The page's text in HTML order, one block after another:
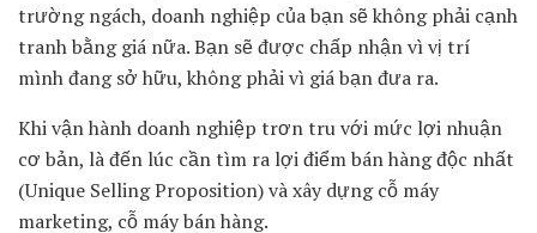
trường ngách, doanh nghiệp của bạn sẽ không phải cạnh
tranh bằng giá nữa. Bạn sẽ được chấp nhận vì vị trí
mình đang sở hữu, không phải vì giá bạn đưa ra.
Khi vận hành doanh nghiệp trơn tru với mức lợi nhuận
cơ bản, là đến lúc cần tìm ra lợi điểm bán hàng độc nhất
(Unique Selling Proposition) và xây dựng cỗ máy
marketing, cỗ máy bán hàng.